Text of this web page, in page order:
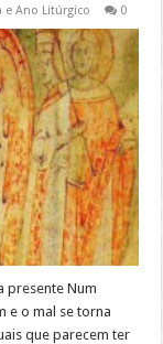
e Ano Litúrgico 0
presente Num
e o mal se torna
que parecem ter